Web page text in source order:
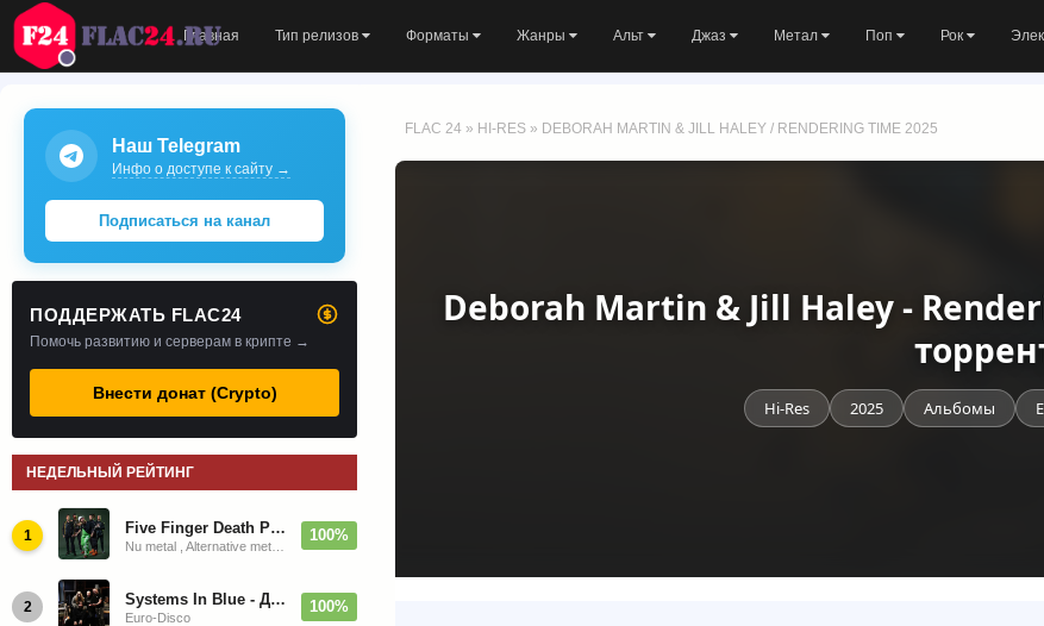
Главная Тип релизов Форматы Жанры Альт Джаз Метал Поп Рок
FLAC 24 » HI-RES » DEBORAH MARTIN & JILL HALEY / RENDERING TIME 2025
Deborah Martin & Jill Haley -
Hi-Res 2025 Альбомы
Наш Telegram
Инфо о доступе к сайту →
Подписаться на канал
ПОДДЕРЖАТЬ FLAC24
Помочь развитию и серверам в крипте →
Внести донат (Crypto)
НЕДЕЛЬНЫЙ РЕЙТИНГ
1 Five Finger Death Punch - Дискография (2008-2026) 100%
2 Systems In Blue - Дискография (2020-2026)
Euro-Disco
100%